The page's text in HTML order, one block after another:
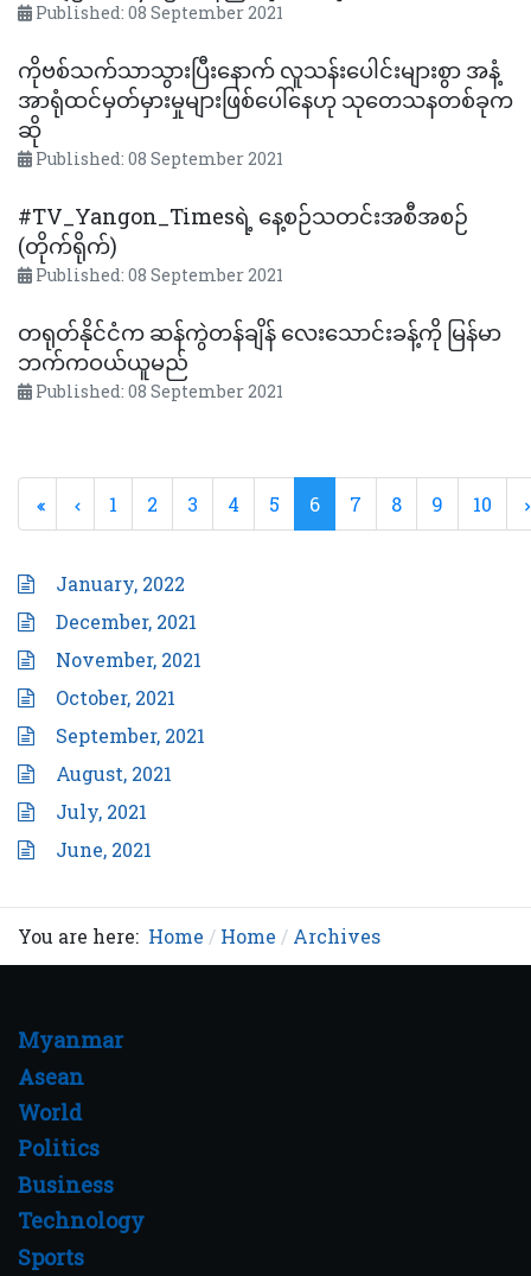
Published: 08 September 2021
ကိုဗစ်သက်သာသွားပြီးနောက် လူသန်းပေါင်းများစွာ အနံ့
အာရုံထင်မှတ်မှားမှုများဖြစ်ပေါ်နေဟု သုတေသနတစ်ခုက
ဆို
Published: 08 September 2021
#TV_Yangon_Timesရဲ့ နေ့စဉ်သတင်းအစီအစဉ်
(တိုက်ရိုက်)
Published: 08 September 2021
တရုတ်နိုင်ငံက ဆန်ကွဲတန်ချိန် လေးသောင်းခန့်ကို မြန်မာ
ဘက်ကဝယ်ယူမည်
Published: 08 September 2021
1 2 3 4 5 6 7 8 9 10
January, 2022
December, 2021
November, 2021
October, 2021
September, 2021
August, 2021
July, 2021
June, 2021
You are here: Home Home Archives
Myanmar
Asean
World
Politics
Business
Technology
Sports